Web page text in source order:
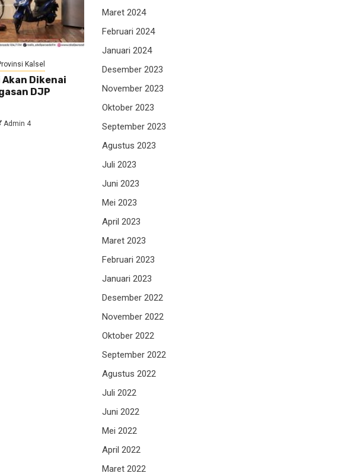
Kalsel
Dikenai
DJP
Admin 4
Maret 2024
Februari 2024
Januari 2024
Desember 2023
November 2023
Oktober 2023
September 2023
Agustus 2023
Juli 2023
Juni 2023
Mei 2023
April 2023
Maret 2023
Februari 2023
Januari 2023
Desember 2022
November 2022
Oktober 2022
September 2022
Agustus 2022
Juli 2022
Juni 2022
Mei 2022
April 2022
Maret 2022